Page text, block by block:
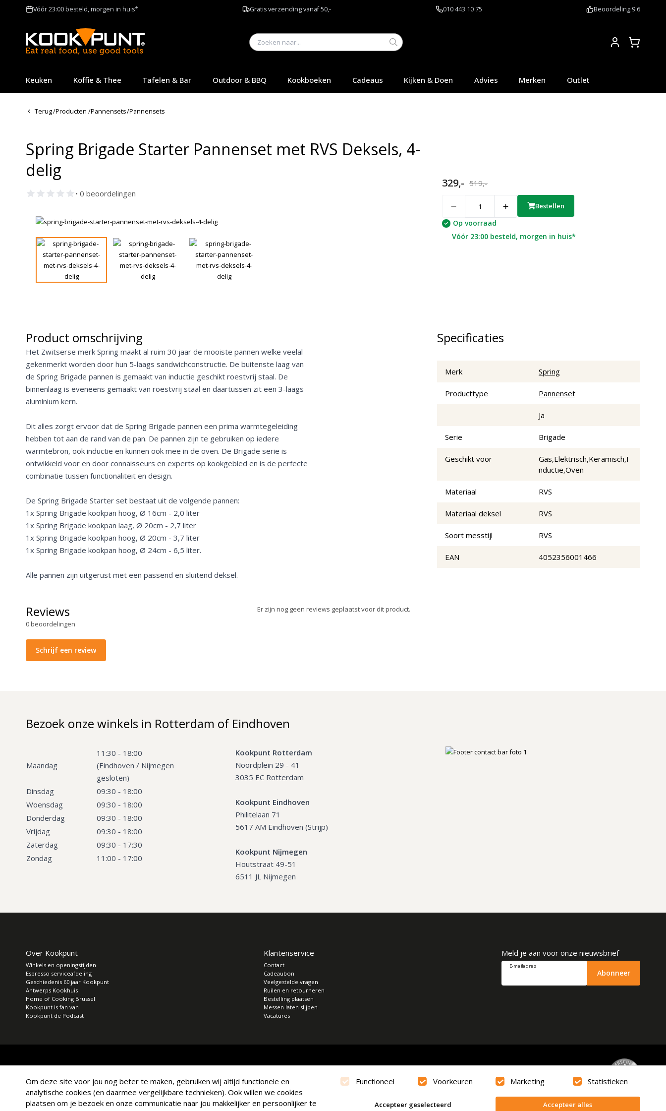
Vóór 23:00 besteld, morgen in huis* Gratis verzending vanaf 50,- 010 443 10 75 Beoordeling 9.6
Keuken Koffie & Thee Tafelen & Bar Outdoor & BBQ Kookboeken Cadeaus Kijken & Doen Advies Merken Outlet
Terug/Producten /Pannensets/Pannensets
Spring Brigade Starter Pannenset met RVS Deksels, 4-
delig
• 0 beoordelingen
329,- 519,-
Bestellen
Op voorraad
Vóór 23:00 besteld, morgen in huis*
Product omschrijving
Het Zwitserse merk Spring maakt al ruim 30 jaar de mooiste pannen welke veelal
gekenmerkt worden door hun 5-laags sandwichconstructie. De buitenste laag van
de Spring Brigade pannen is gemaakt van inductie geschikt roestvrij staal. De
binnenlaag is eveneens gemaakt van roestvrij staal en daartussen zit een 3-laags
aluminium kern.
Dit alles zorgt ervoor dat de Spring Brigade pannen een prima warmtegeleiding
hebben tot aan de rand van de pan. De pannen zijn te gebruiken op iedere
warmtebron, ook inductie en kunnen ook mee in de oven. De Brigade serie is
ontwikkeld voor en door connaisseurs en experts op kookgebied en is de perfecte
combinatie tussen functionaliteit en design.
De Spring Brigade Starter set bestaat uit de volgende pannen:
1x Spring Brigade kookpan hoog, Ø 16cm - 2,0 liter
1x Spring Brigade kookpan laag, Ø 20cm - 2,7 liter
1x Spring Brigade kookpan hoog, Ø 20cm - 3,7 liter
1x Spring Brigade kookpan hoog, Ø 24cm - 6,5 liter.
Alle pannen zijn uitgerust met een passend en sluitend deksel.
Specificaties
Merk Spring
Producttype Pannenset
Ja
Serie Brigade
Geschikt voor
Gas,Elektrisch,Keramisch,I
nductie,Oven
Materiaal RVS
Materiaal deksel RVS
Soort messtijl RVS
EAN 4052356001466
Reviews
0beoordelingen
Schrijf een review
Er zijn nog geen reviews geplaatst voor dit product.
Bezoek onze winkels in Rotterdam of Eindhoven
Maandag
11:30 - 18:00
(Eindhoven / Nijmegen
gesloten)
Dinsdag
09:30 - 18:00
Woensdag
09:30 - 18:00
Donderdag
09:30 - 18:00
Vrijdag
09:30 - 18:00
Zaterdag
09:30 - 17:30
Zondag
11:00 - 17:00
Kookpunt Rotterdam
Noordplein 29 - 41
3035 EC Rotterdam
Kookpunt Eindhoven
Philitelaan 71
5617 AM Eindhoven (Strijp)
Kookpunt Nijmegen
Houtstraat 49-51
6511 JL Nijmegen
Over Kookpunt
Winkels en openingstijden
Espresso serviceafdeling
Geschiedenis 60 jaar Kookpunt
Antwerps Kookhuis
Home of Cooking Brussel
Kookpunt is fan van
Kookpunt de Podcast
Klantenservice
Contact
Cadeaubon
Veelgestelde vragen
Ruilen en retourneren
Bestelling plaatsen
Messen laten slijpen
Vacatures
Meld je aan voor onze nieuwsbrief
E-mailadres
Abonneer
Om deze site voor jou nog beter te maken, gebruiken wij altijd functionele en
analytische cookies (en daarmee vergelijkbare technieken). Ook willen we cookies
plaatsen om je bezoek en onze communicatie naar jou makkelijker en persoonlijker te
Functioneel Voorkeuren Marketing Statistieken
Accepteer geselecteerd Accepteer alles